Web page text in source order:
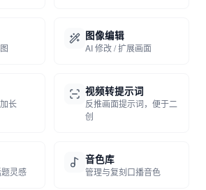
图像编辑
AI 修改 / 扩展画面
长
视频转提示词
反推画面提示词，便于二
创
灵感
音色库
管理与复刻口播音色